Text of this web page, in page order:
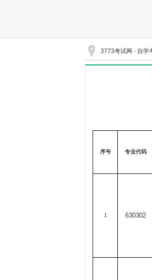
3773考试网 - 自学
序号 专业代码
1 630302